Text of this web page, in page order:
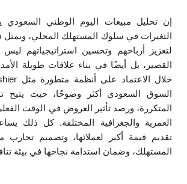
إن تحليل مبيعات اليوم الوطني
التغيرات في سلوك المستهلك المحلي، ويمثل
لتعزيز أرباحهم وتحسين استراتيجياتهم
القصير، بل أيضًا في بناء علاقات طويلة
السوق السعودي أكثر وضوحًا، حيث يتيح
المتكررة، ورصد تأثير العروض في الوقت
العمرية والجغرافية المختلفة. كل ذلك
تقديم قيمة أكبر لعملائها، وتصميم
المستهلك، وضمان استدامة نجاحها في بيئة